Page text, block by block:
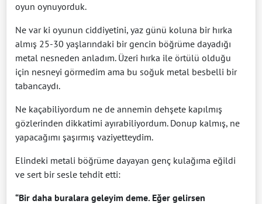
oyun oynuyorduk.
Ne var ki oyunun ciddiyetini, yaz günü koluna bir hırka
almış 25-30 yaşlarındaki bir gencin böğrüme dayadığı
metal nesneden anladım. Üzeri hırka ile örtülü olduğu
için nesneyi görmedim ama bu soğuk metal besbelli bir
tabancaydı.
Ne kaçabiliyordum ne de annemin dehşete kapılmış
gözlerinden dikkatimi ayırabiliyordum. Donup kalmış, ne
yapacağımı şaşırmış vaziyetteydim.
Elindeki metali böğrüme dayayan genç kulağıma eğildi
ve sert bir sesle tehdit etti:
“Bir daha buralara geleyim deme. Eğer gelirsen